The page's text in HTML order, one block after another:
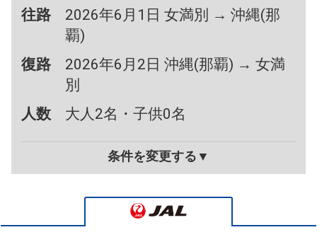
往路
2026年6月1日 女満別 → 沖縄(那
覇)
復路
2026年6月2日 沖縄(那覇) → 女満
別
人数
大人2名・子供0名
条件を変更する▼